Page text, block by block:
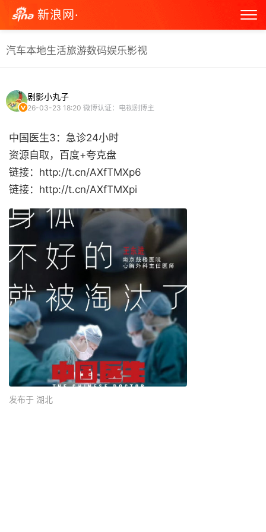
新浪网·
汽车本地生活旅游数码娱乐影视
剧影小丸子
26-03-23 18:20 微博认证：电视剧博主
中国医生3：急诊24小时
资源自取，百度+夸克盘
链接：http://t.cn/AXfTMXp6
链接：http://t.cn/AXfTMXpi ​
发布于 湖北